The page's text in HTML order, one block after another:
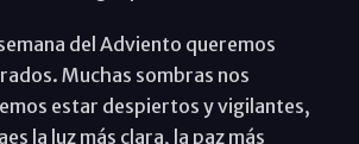
del Adviento queremos
Muchas sombras nos
estar despiertos y vigilantes,
la luz más clara, la paz más